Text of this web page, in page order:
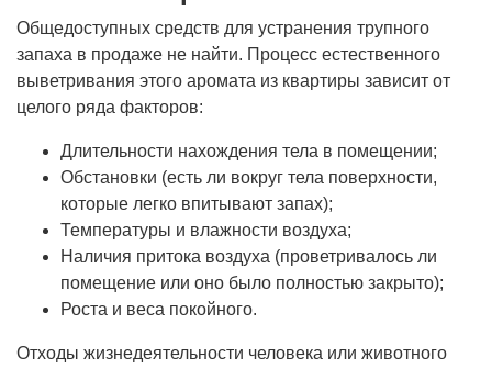
Общедоступных средств для устранения трупного
запаха в продаже не найти. Процесс естественного
выветривания этого аромата из квартиры зависит от
целого ряда факторов:
Длительности нахождения тела в помещении;
Обстановки (есть ли вокруг тела поверхности,
которые легко впитывают запах);
Температуры и влажности воздуха;
Наличия притока воздуха (проветривалось ли
помещение или оно было полностью закрыто);
Роста и веса покойного.
Отходы жизнедеятельности человека или животного